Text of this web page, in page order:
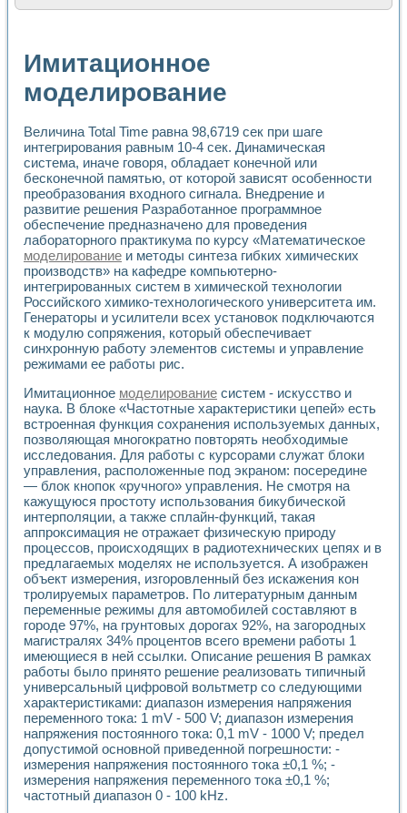
Расчет переноса аэрозоля и выпадения осадка в
Применение NI VISION для геометрического анализа в
Система температурной стабилизации
Управление движением с помощью программно -
Система управления асинхронным тиристорным
Лазерный профилометр
Применение средств NATIONAL INSTRUMENTS для
Разработка автоматизированного стенда для
Автоматизированный стенд рентгеновской диагностики
Высокочувствительные оптоэлектронные
Установка для измерения диэлектрических свойств
Исследование кинетики зарождения и развития
Лабораторный электрический импедансный томограф на
Микрозондовая система для характеризации
Метод траекторий в исследовании
Промышленная автоматизация
Автоматизация технологических процессов получения
Использование систем технического зрения для контроля
Исследование электромагнитных переходных процессов
Применение LabVIEW при разработке обучающих
Разработка виртуальных тренажеров путем
Система блокировок, сигнализации и защиты ускорителя
Система сбора данных и управления процессом
Управление температурой газовой среды специальной
Разработка программного обеспечения с
Использование технологий NATIONAL INSTRUMENTS
Оборудование для промышленной термотрансферной
Автоматизация реометрических исследований на базе
Применение измерителя иммитанса для исследова¬ния
Исследование электромагнитных переходных процессов
Стенд для исследования электрических переходных
Автоматизация контроля сварных швов на базе
Измерительный контроль с применением
Моделирование надежности и эффективности систем
Лабораторные практикумы и учебные стенды
Автоматизация лабораторного стенда по измерению
Автоматизированные лабораторные комплексы для
Виртуальный прибор для исследования нелинейных
Использование виртуальных приборов в процесе
Использование программ ELECTRONICS WORKBENCH-
Лабораторный практикум по дисциплине «Цифровые
Лабораторный практикум по ИНС на основе LabVIEW
Лабораторный практикум по основам теории коммутации
Опыт использования NI LabVIEW для создания
Имитационное
моделирование
Величина Total Time равна 98,6719 сек при шаге
интегрирования равным 10-4 сек. Динамическая
система, иначе говоря, обладает конечной или
бесконечной памятью, от которой зависят особенности
преобразования входного сигнала. Внедрение и
развитие решения Разработанное программное
обеспечение предназначено для проведения
лабораторного практикума по курсу «Математическое
моделирование и методы синтеза гибких химических
производств» на кафедре компьютерно-
интегрированных систем в химической технологии
Российского химико-технологического университета им.
Генераторы и усилители всех установок подключаются
к модулю сопряжения, который обеспечивает
синхронную работу элементов системы и управление
режимами ее работы рис.
Имитационное моделирование систем - искусство и
наука. В блоке «Частотные характеристики цепей» есть
встроенная функция сохранения используемых данных,
позволяющая многократно повторять необходимые
исследования. Для работы с курсорами служат блоки
управления, расположенные под экраном: посередине
— блок кнопок «ручного» управления. Не смотря на
кажущуюся простоту использования бикубической
интерполяции, а также сплайн-функций, такая
аппроксимация не отражает физическую природу
процессов, происходящих в радиотехнических цепях и в
предлагаемых моделях не используется. А изображен
объект измерения, изгоровленный без искажения кон
тролируемых параметров. По литературным данным
переменные режимы для автомобилей составляют в
городе 97%, на грунтовых дорогах 92%, на загородных
магистралях 34% процентов всего времени работы 1
имеющиеся в ней ссылки. Описание решения В рамках
работы было принято решение реализовать типичный
универсальный цифровой вольтметр со следующими
характеристиками: диапазон измерения напряжения
переменного тока: 1 mV - 500 V; диапазон измерения
напряжения постоянного тока: 0,1 mV - 1000 V; предел
допустимой основной приведенной погрешности: -
измерения напряжения постоянного тока ±0,1 %; -
измерения напряжения переменного тока ±0,1 %;
частотный диапазон 0 - 100 kHz.